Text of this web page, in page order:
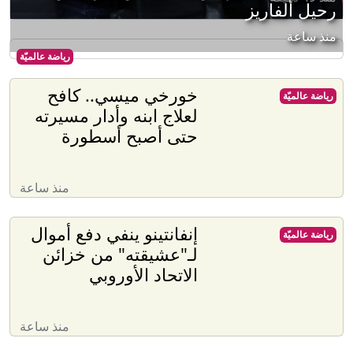
رياضة عالميّة
رحيل ألفاريز
منذ ساعة
خورخي ميسي.. كافح
لعلاج ابنه وأدار مسيرته
حتى أصبح أسطورة
منذ ساعة
رياضة عالميّة
إنفانتينو ينفي دفع أموال
لـ"عشيقته" من خزائن
الاتحاد الأوروبي
منذ ساعة
رياضة عالميّة